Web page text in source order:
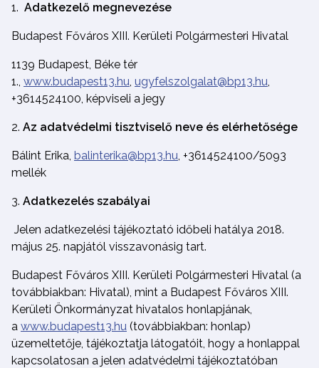
Adatkezelő megnevezése
Budapest Főváros XIII. Kerületi Polgármesteri Hivatal
1139 Budapest, Béke tér
1., www.budapest13.hu, ugyfelszolgalat@bp13.hu,
+3614524100, képviseli a jegy
Az adatvédelmi tisztviselő neve és elérhetősége
Bálint Erika, balinterika@bp13.hu, +3614524100/5093
mellék
Adatkezelés szabályai
Jelen adatkezelési tájékoztató időbeli hatálya 2018.
május 25. napjától visszavonásig tart.
Budapest Főváros XIII. Kerületi Polgármesteri Hivatal (a
továbbiakban: Hivatal), mint a Budapest Főváros XIII.
Kerületi Önkormányzat hivatalos honlapjának,
a www.budapest13.hu (továbbiakban: honlap)
üzemeltetője, tájékoztatja látogatóit, hogy a honlappal
kapcsolatosan a jelen adatvédelmi tájékoztatóban